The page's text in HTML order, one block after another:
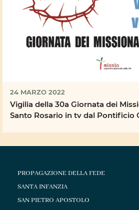
24 MARZO 2022
Vigilia della 30a Giornata dei
Santo Rosario in tv dal Pontificio
PROPAGAZIONE DELLA FEDE
SANTA INFANZIA
SAN PIETRO APOSTOLO